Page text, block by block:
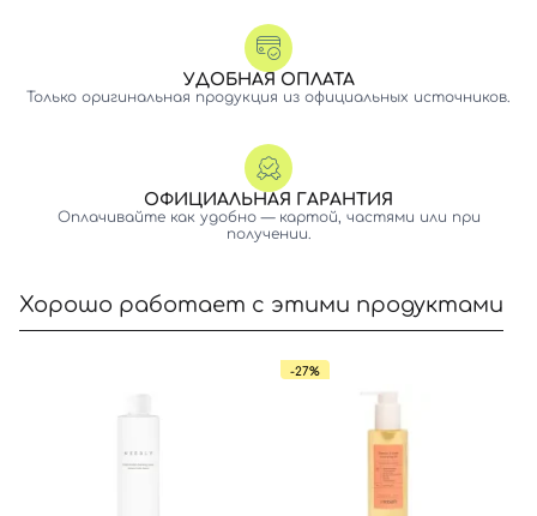
УДОБНАЯ ОПЛАТА
Только оригинальная продукция из официальных источников.
ОФИЦИАЛЬНАЯ ГАРАНТИЯ
Оплачивайте как удобно — картой, частями или при
получении.
Хорошо работает с этими продуктами
-27%